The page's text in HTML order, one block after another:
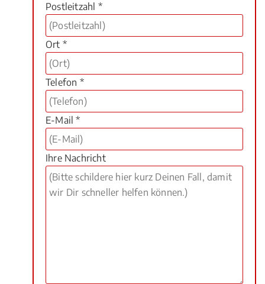
Postleitzahl *
Ort *
Telefon *
E-Mail *
Ihre Nachricht